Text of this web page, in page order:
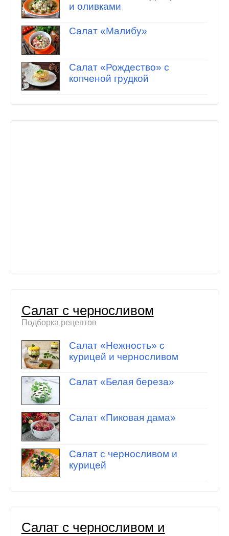
и оливками
Салат «Малибу»
Салат «Рождество» с
копченой грудкой
Салат с черносливом
Подборка рецептов
Салат «Нежность» с
курицей и черносливом
Салат «Белая береза»
Салат «Пиковая дама»
Салат с черносливом и
курицей
Салат с черносливом и